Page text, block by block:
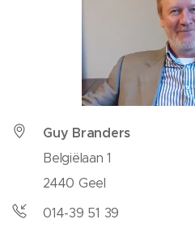
Guy Branders
Belgiëlaan 1
2440 Geel
014-39 51 39